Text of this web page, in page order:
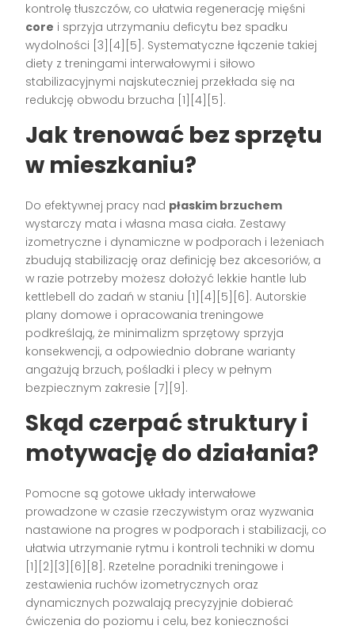
kontrolę tłuszczów, co ułatwia regenerację mięśni
core i sprzyja utrzymaniu deficytu bez spadku
wydolności [3][4][5]. Systematyczne łączenie takiej
diety z treningami interwałowymi i siłowo
stabilizacyjnymi najskuteczniej przekłada się na
redukcję obwodu brzucha [1][4][5].
Jak trenować bez sprzętu
w mieszkaniu?
Do efektywnej pracy nad płaskim brzuchem
wystarczy mata i własna masa ciała. Zestawy
izometryczne i dynamiczne w podporach i leżeniach
zbudują stabilizację oraz definicję bez akcesoriów, a
w razie potrzeby możesz dołożyć lekkie hantle lub
kettlebell do zadań w staniu [1][4][5][6]. Autorskie
plany domowe i opracowania treningowe
podkreślają, że minimalizm sprzętowy sprzyja
konsekwencji, a odpowiednio dobrane warianty
angażują brzuch, pośladki i plecy w pełnym
bezpiecznym zakresie [7][9].
Skąd czerpać struktury i
motywację do działania?
Pomocne są gotowe układy interwałowe
prowadzone w czasie rzeczywistym oraz wyzwania
nastawione na progres w podporach i stabilizacji, co
ułatwia utrzymanie rytmu i kontroli techniki w domu
[1][2][3][6][8]. Rzetelne poradniki treningowe i
zestawienia ruchów izometrycznych oraz
dynamicznych pozwalają precyzyjnie dobierać
ćwiczenia do poziomu i celu, bez konieczności